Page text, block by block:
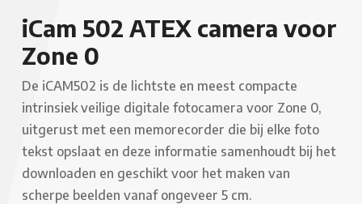
iCam 502 ATEX camera voor
Zone 0
De iCAM502 is de lichtste en meest compacte
intrinsiek veilige digitale fotocamera voor Zone 0,
uitgerust met een memorecorder die bij elke foto
tekst opslaat en deze informatie samenhoudt bij het
downloaden en geschikt voor het maken van
scherpe beelden vanaf ongeveer 5 cm.